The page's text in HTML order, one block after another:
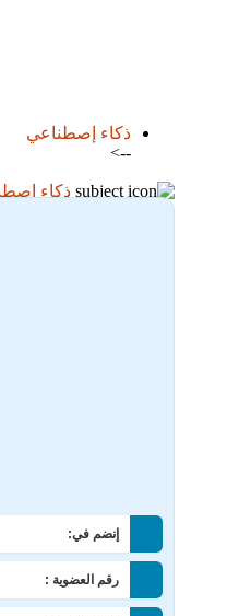
ذكاء إصطناعي
-->
ذكاء
29-03-2025 22:00
إنضم في:
رقم العضوية :